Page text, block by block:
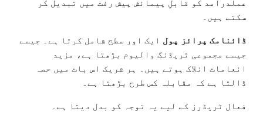
عملدرآمد کو قابلِ پیمائش پیش رفت میں تبدیل کر
سکتے ہیں۔
ڈائنامک پرائز پول ایک اور سطح شامل کرتا ہے۔ جیسے
جیسے مجموعی ٹریڈنگ والیوم بڑھتا ہے، مزید
انعامات انلاک ہوتے ہیں۔ ہر شریک اس بات میں حصہ
ڈالتا ہے کہ مقابلہ کس طرح بڑھتا ہے۔
فعال ٹریڈرز کے لیے یہ توجہ کو بدل دیتا ہے۔